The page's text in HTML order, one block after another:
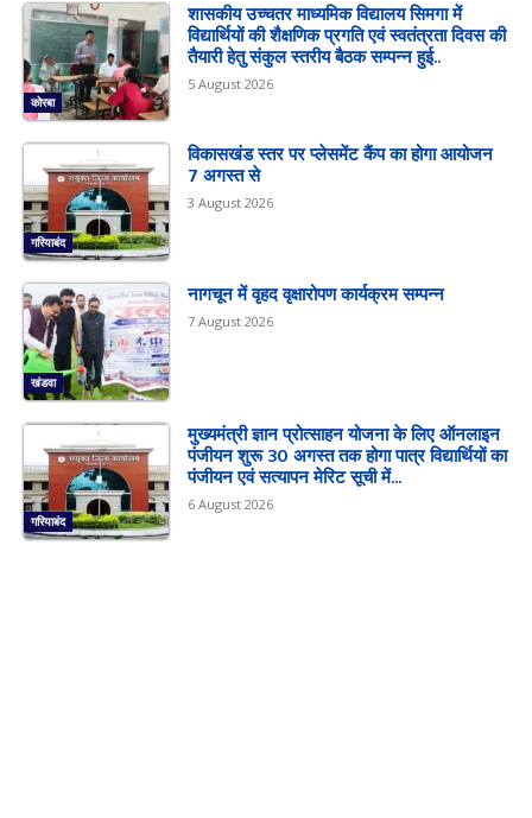
कोरबा
शासकीय उच्चतर माध्यमिक विद्यालय सिमगा में
विद्यार्थियों की शैक्षणिक प्रगति एवं स्वतंत्रता दिवस की
तैयारी हेतु संकुल स्तरीय बैठक सम्पन्न हुई..
5 August 2026
गरियाबंद
विकासखंड स्तर पर प्लेसमेंट कैंप का होगा आयोजन
7 अगस्त से
3 August 2026
खंडवा
नागचून में वृहद वृक्षारोपण कार्यक्रम सम्पन्न
7 August 2026
गरियाबंद
मुख्यमंत्री ज्ञान प्रोत्साहन योजना के लिए ऑनलाइन
पंजीयन शुरू 30 अगस्त तक होगा पात्र विद्यार्थियों का
पंजीयन एवं सत्यापन मेरिट सूची में...
6 August 2026